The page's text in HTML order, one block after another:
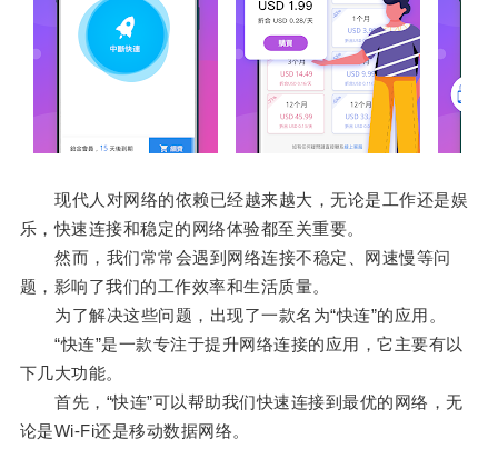
现代人对网络的依赖已经越来越大，无论是工作还是娱
乐，快速连接和稳定的网络体验都至关重要。
然而，我们常常会遇到网络连接不稳定、网速慢等问
题，影响了我们的工作效率和生活质量。
为了解决这些问题，出现了一款名为“快连”的应用。
“快连”是一款专注于提升网络连接的应用，它主要有以
下几大功能。
首先，“快连”可以帮助我们快速连接到最优的网络，无
论是Wi-Fi还是移动数据网络。